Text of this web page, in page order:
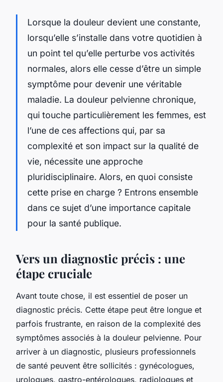
Lorsque la douleur devient une constante,
lorsqu’elle s’installe dans votre quotidien à
un point tel qu’elle perturbe vos activités
normales, alors elle cesse d’être un simple
symptôme pour devenir une véritable
maladie. La douleur pelvienne chronique,
qui touche particulièrement les femmes, est
l’une de ces affections qui, par sa
complexité et son impact sur la qualité de
vie, nécessite une approche
pluridisciplinaire. Alors, en quoi consiste
cette prise en charge ? Entrons ensemble
dans ce sujet d’une importance capitale
pour la santé publique.
Vers un diagnostic précis : une
étape cruciale
Avant toute chose, il est essentiel de poser un
diagnostic précis. Cette étape peut être longue et
parfois frustrante, en raison de la complexité des
symptômes associés à la douleur pelvienne. Pour
arriver à un diagnostic, plusieurs professionnels
de santé peuvent être sollicités : gynécologues,
urologues, gastro-entérologues, radiologues et